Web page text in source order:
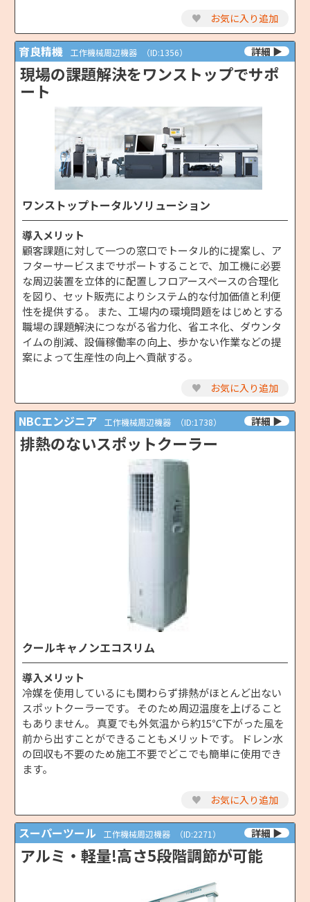
♥ お気に入り追加
育良精機 工作機械周辺機器 （ID:1356）
現場の課題解決をワンストップでサポ
ート
ワンストップトータルソリューション
導入メリット
顧客課題に対して一つの窓口でトータル的に提案し、ア
フターサービスまでサポートすることで、加工機に必要
な周辺装置を立体的に配置しフロアースペースの合理化
を図り、セット販売によりシステム的な付加価値と利便
性を提供する。 また、工場内の環境問題をはじめとする
職場の課題解決につながる省力化、省エネ化、ダウンタ
イムの削減、設備稼働率の向上、歩かない作業などの提
案によって生産性の向上へ貢献する。
♥ お気に入り追加
NBCエンジニア 工作機械周辺機器 （ID:1738）
排熱のないスポットクーラー
クールキャノンエコスリム
導入メリット
冷媒を使用しているにも関わらず排熱がほとんど出ない
スポットクーラーです。 そのため周辺温度を上げること
もありません。 真夏でも外気温から約15℃下がった風を
前から出すことができることもメリットです。 ドレン水
の回収も不要のため施工不要でどこでも簡単に使用でき
ます。
♥ お気に入り追加
スーパーツール 工作機械周辺機器 （ID:2271）
アルミ・軽量!高さ5段階調節が可能